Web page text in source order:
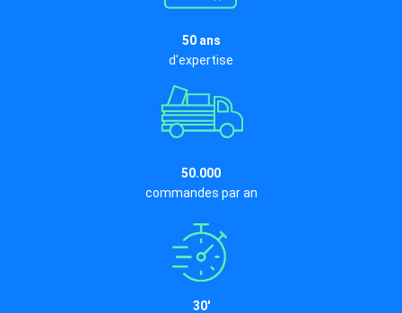
50 ans
d'expertise
50.000
commandes par an
30'